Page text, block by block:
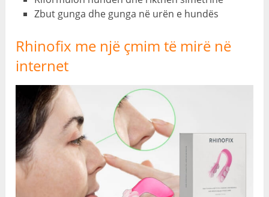
Zbut gunga dhe gunga në urën e hundës
Rhinofix me një çmim të mirë në
internet